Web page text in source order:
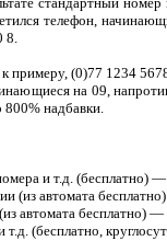
телефон,
8.
примеру, (0)77 1234
на 09,
800% надбавки.
и т.д. (бесплатно)
(из автомата
автомата бесплатно) —
(бесплатно,